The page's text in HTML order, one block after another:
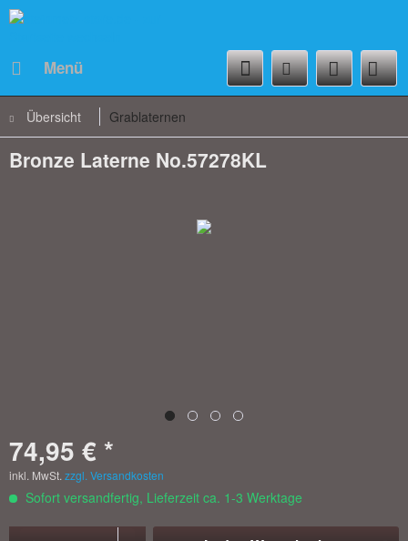
Menü
Übersicht Grablaternen
Bronze Laterne No.57278KL
74,95 € *
inkl. MwSt. zzgl. Versandkosten
Sofort versandfertig, Lieferzeit ca. 1-3 Werktage